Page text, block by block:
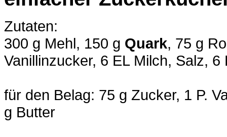
Zutaten:
300 g Mehl, 150 g Quark, 75 g
Vanillinzucker, 6 EL Milch, Salz, 6
für den Belag: 75 g Zucker, 1 P.
g Butter